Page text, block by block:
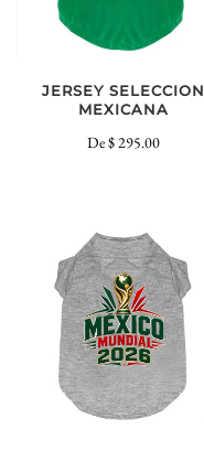
JERSEY SELECCION
MEXICANA
De$ 295.00